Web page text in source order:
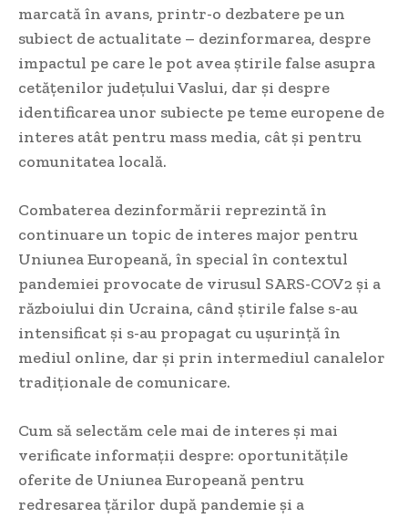
marcată în avans, printr-o dezbatere pe un
subiect de actualitate – dezinformarea, despre
impactul pe care le pot avea știrile false asupra
cetățenilor județului Vaslui, dar și despre
identificarea unor subiecte pe teme europene de
interes atât pentru mass media, cât și pentru
comunitatea locală.
Combaterea dezinformării reprezintă în
continuare un topic de interes major pentru
Uniunea Europeană, în special în contextul
pandemiei provocate de virusul SARS-COV2 și a
războiului din Ucraina, când știrile false s-au
intensificat și s-au propagat cu ușurință în
mediul online, dar și prin intermediul canalelor
tradiționale de comunicare.
Cum să selectăm cele mai de interes și mai
verificate informații despre: oportunitățile
oferite de Uniunea Europeană pentru
redresarea țărilor după pandemie și a